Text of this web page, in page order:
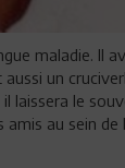
maladie. Il
un
laissera le
au sein